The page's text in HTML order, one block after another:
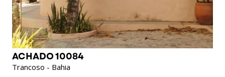
ACHADO 10084
Trancoso - Bahia